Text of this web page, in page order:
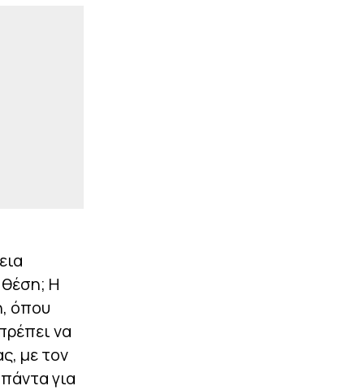
Η
όπου
να
με τον
για